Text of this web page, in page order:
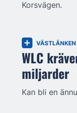
Korsvägen.
VÄSTLÄNKEN
WLC
miljarder
Kan bli en